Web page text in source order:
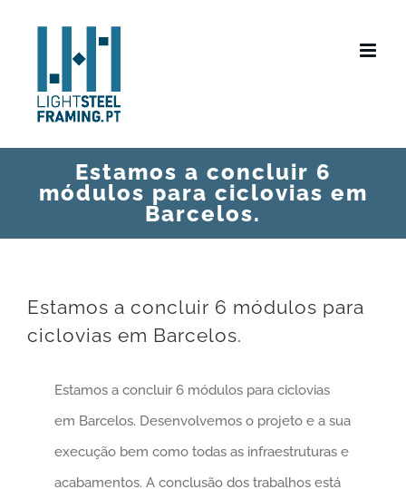
Estamos a concluir 6
módulos para ciclovias em
Barcelos.
Estamos a concluir 6 módulos para
ciclovias em Barcelos.
Estamos a concluir 6 módulos para ciclovias
em Barcelos. Desenvolvemos o projeto e a sua
execução bem como todas as infraestruturas e
acabamentos. A conclusão dos trabalhos está